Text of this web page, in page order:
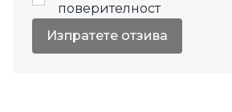
поверителност
Изпратете отзива